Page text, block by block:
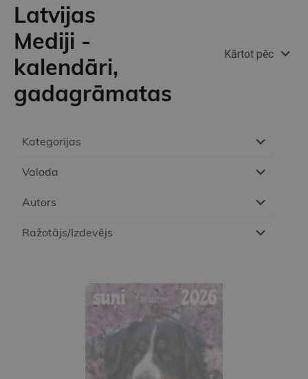
Kategorijas
Valoda
Autors
Ražotājs/Izdevējs
Latvijas
Mediji -
kalendāri,
gadagrāmatas
Kārtot pēc